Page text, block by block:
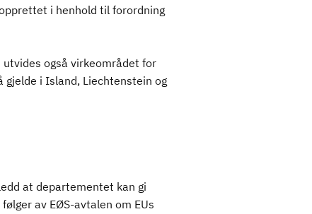
i henhold til forordning
også virkeområdet for
i Island, Liechtenstein og
at departementet kan gi
av EØS-avtalen om EUs